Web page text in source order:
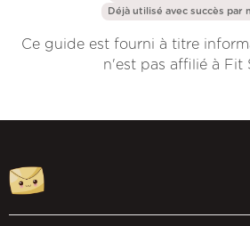
Déjà utilisé avec succès par
Ce guide est fourni à titre
n'est pas affilié à Fit